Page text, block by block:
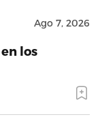
Ago 7, 2026
los